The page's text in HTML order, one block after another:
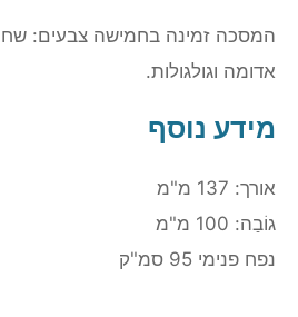
המסכה זמינה בחמישה צבעים:
אדומה וגולגולות.
מידע נוסף
אורך: 137 מ"מ
גוֹבַה: 100 מ"מ
נפח פנימי 95 סמ"ק